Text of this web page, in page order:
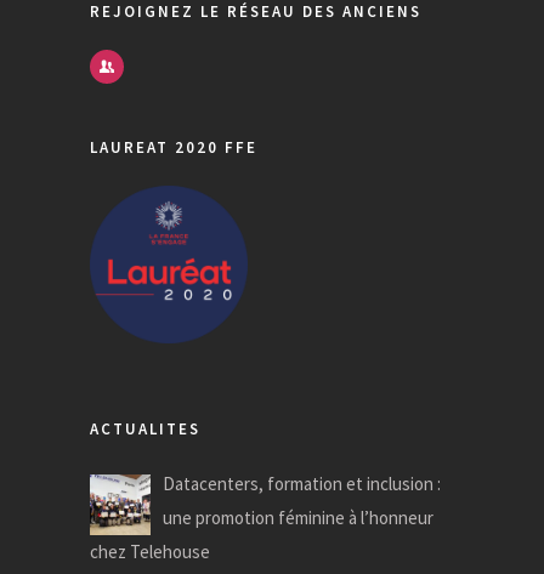
REJOIGNEZ LE RÉSEAU DES ANCIENS
LAUREAT 2020 FFE
ACTUALITES
Datacenters, formation et inclusion :
une promotion féminine à l’honneur
chez Telehouse